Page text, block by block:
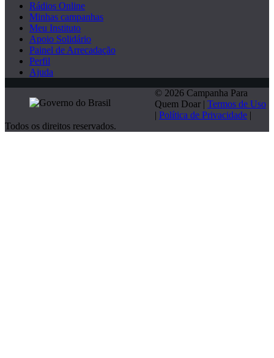
Rádios Online
Minhas campanhas
Meu Instituto
Apoio Solidário
Painel de Arrecadação
Perfil
Ajuda
© 2026 Campanha Para
Quem Doar | Termos de Uso
| Política de Privacidade |
Todos os direitos reservados.